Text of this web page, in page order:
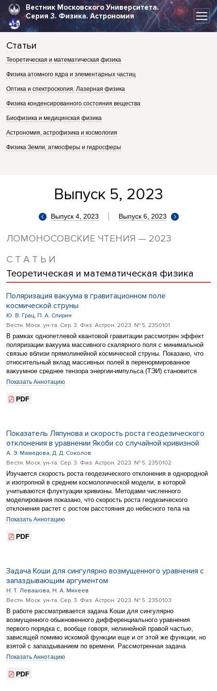
Вестник Московского Университета.
Серия 3. Физика. Астрономия
Статьи
Теоретическая и математическая физика
Физика атомного ядра и элементарных частиц
Оптика и спектроскопия. Лазерная физика
Физика конденсированного состояния вещества
Биофизика и медицинская физика
Астрономия, астрофизика и космология
Физика Земли, атмосферы и гидросферы
Выпуск 5, 2023
Выпуск 4, 2023 Выпуск 6, 2023
ЛОМОНОСОВСКИЕ ЧТЕНИЯ — 2023
С Т А Т Ь И
Теоретическая и математическая физика
Поляризация вакуума в гравитационном поле
космической струны
Ю. В. Грац, П. А. Спирин
Вестн. Моск. ун-та. Сер. 3. Физ. Астрон. 2023. № 5. 2350101
В рамках однопетлевой квантовой гравитации рассмотрен эффект
поляризации вакуума массивного скалярного поля с минимальной
связью вблизи прямолинейной космической струны. Показано, что
относительный вклад массивных полей в перенормированное
вакуумное среднее тензора энергии-импульса (ТЭИ) становится
пренебрежимо малым уже на расстоянии нескольких комптоновских
Показать Аннотацию
PDF
Показатель Ляпунова и скорость роста геодезического
отклонения в уравнении Якоби со случайной кривизной
А. Э. Мамедова, Д. Д. Соколов
Вестн. Моск. ун-та. Сер. 3. Физ. Астрон. 2023. № 5. 2350102
Изучается скорость роста геодезического отклонения в однородной
и изотропной в среднем космологической модели, в которой
учитываются флуктуации кривизны. Методами численного
моделирования показано, что скорость роста геодезического
отклонения растет с ростом расстояния до небесного тела на
геодезической с той же скоростью, что и длина двумерного вектора,
скорость роста которой удается вычислить теоретически в так
Показать Аннотацию
PDF
Задача Коши для сингулярно возмущенного уравнения с
запаздывающим аргументом
Н. Т. Левашова, Н. А. Михеев
Вестн. Моск. ун-та. Сер. 3. Физ. Астрон. 2023. № 5. 2350103
В работе рассматривается задача Коши для сингулярно
возмущенного обыкновенного дифференциального уравнения
первого порядка с, вообще говоря, нелинейной правой частью,
зависящей помимо искомой функции еще и от этой же функции, но
взятой с запаздыванием по времени. Рассмотренная задача
является сингулярно возмущенной благодаря наличию малого
характерны решения, обладающие большим градиентом в
Показать Аннотацию
PDF